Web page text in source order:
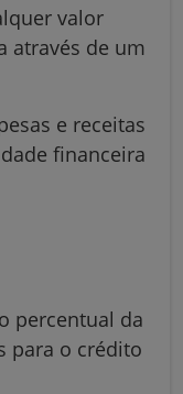
valor
através de um
e receitas
financeira
percentual da
para o crédito